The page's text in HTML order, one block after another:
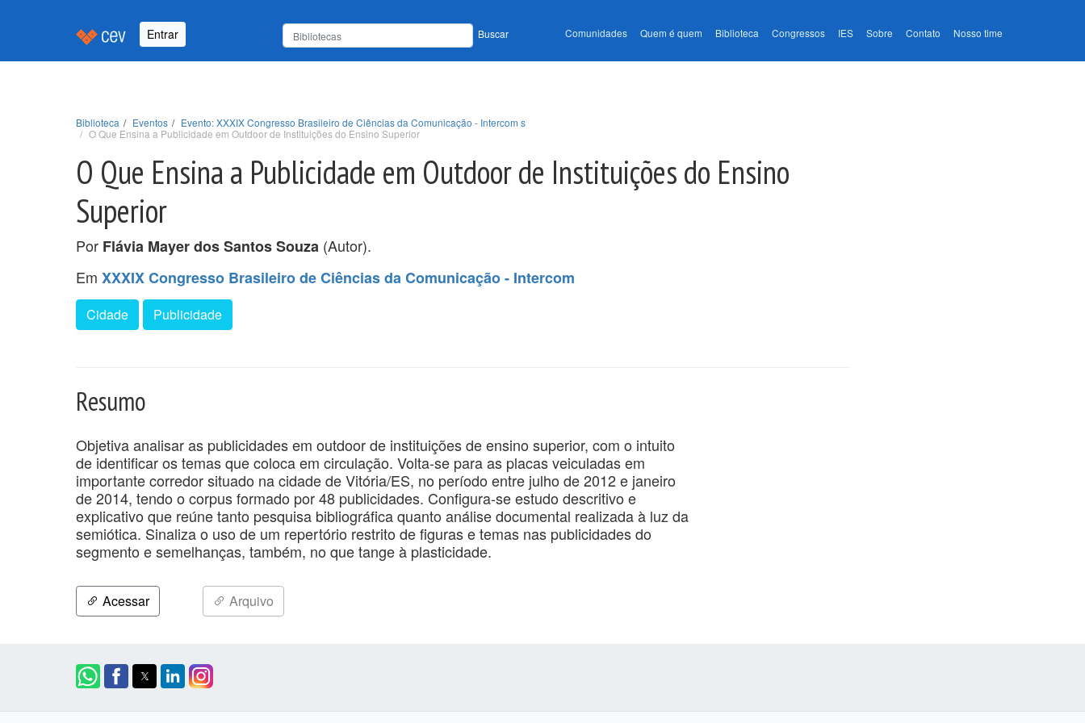
Entrar Buscar Comunidades Quem é quem Biblioteca Congressos IES Sobre Contato Nosso time
Biblioteca Eventos
Evento: XXXIX Congresso Brasileiro de Ciências da Comunicação - Intercom s
O Que Ensina a Publicidade em Outdoor de Instituições do Ensino Superior
O Que Ensina a Publicidade em Outdoor de Instituições do Ensino
Superior
Por Flávia Mayer dos Santos Souza (Autor).
Em XXXIX Congresso Brasileiro de Ciências da Comunicação - Intercom
Cidade Publicidade
Resumo
Objetiva analisar as publicidades em outdoor de instituições de ensino superior, com o intuito
de identificar os temas que coloca em circulação. Volta-se para as placas veiculadas em
importante corredor situado na cidade de Vitória/ES, no período entre julho de 2012 e janeiro
de 2014, tendo o corpus formado por 48 publicidades. Configura-se estudo descritivo e
explicativo que reúne tanto pesquisa bibliográfica quanto análise documental realizada à luz da
semiótica. Sinaliza o uso de um repertório restrito de figuras e temas nas publicidades do
segmento e semelhanças, também, no que tange à plasticidade.
Acessar Arquivo